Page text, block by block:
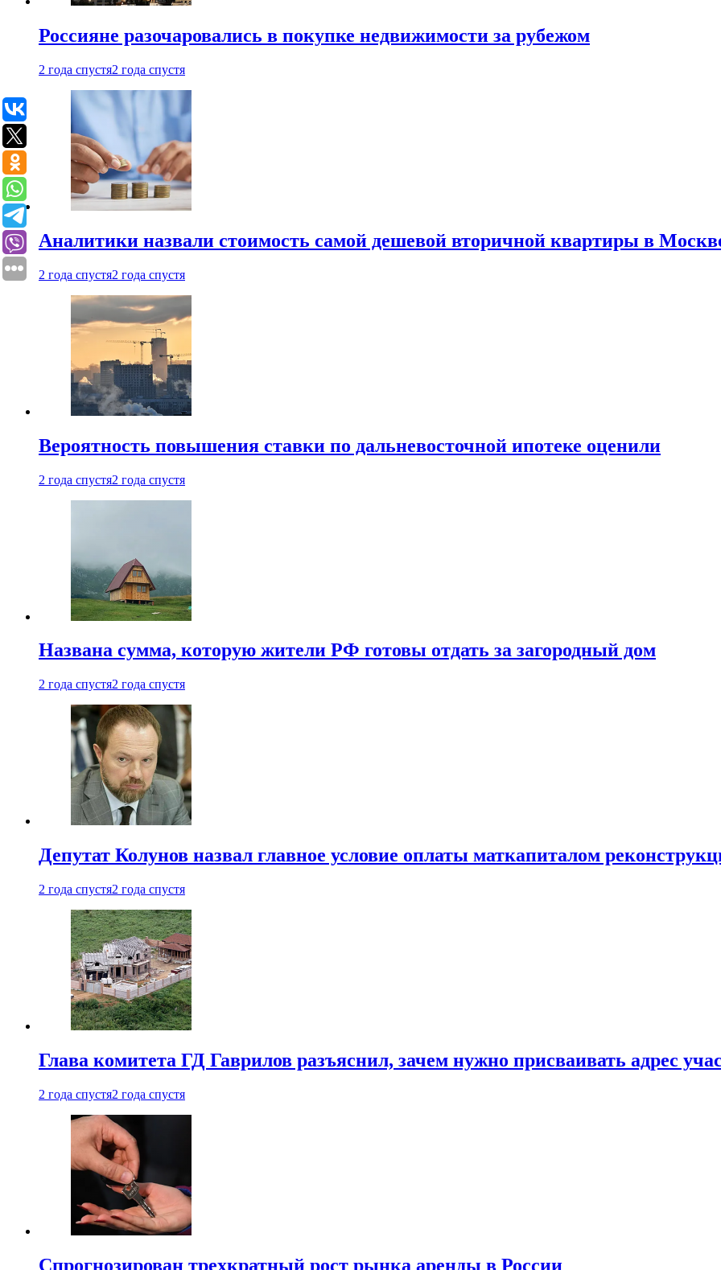
Россияне разочаровались в покупке недвижимости за рубежом
2 года спустя2 года спустя
Аналитики назвали стоимость самой дешевой вторичной квартиры в
2 года спустя2 года спустя
Вероятность повышения ставки по дальневосточной ипотеке оценили
2 года спустя2 года спустя
Названа сумма, которую жители РФ готовы отдать за загородный дом
2 года спустя2 года спустя
Депутат Колунов назвал главное условие оплаты маткапиталом
2 года спустя2 года спустя
Глава комитета ГД Гаврилов разъяснил, зачем нужно присваивать адрес
2 года спустя2 года спустя
Спрогнозирован трехкратный рост рынка аренды в России